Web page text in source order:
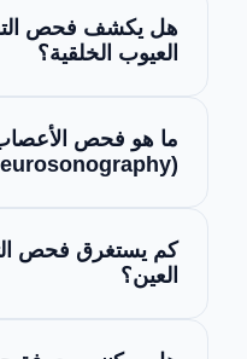
لأنه يوفر تقييماً
مورفولوجي) لأعضاء
الأسبوع 19 لضمان التوقيت التشخيصي الأمثل.
هل يكشف فحص
العيوب الخلقية؟
يكشف الفحص معظم
ما هو فحص
(Neurosonography)؟
هو فحص دقيق
للجهاز العصبي ودماغ
كم يستغرق فحص
العين؟